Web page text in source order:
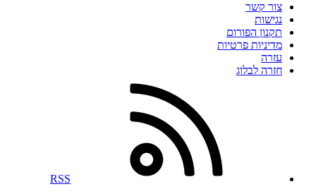
צור קשר
נגישות
תקנון הפורום
מדיניות פרטיות
עזרה
חזרה לבלוג
RSS